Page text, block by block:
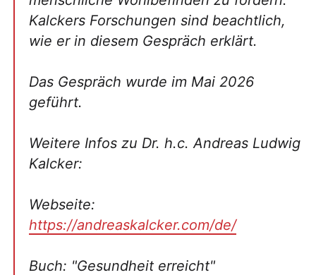
Kalckers Forschungen sind beachtlich,
wie er in diesem Gespräch erklärt.
Das Gespräch wurde im Mai 2026
geführt.
Weitere Infos zu Dr. h.c. Andreas Ludwig
Kalcker:
Webseite:
https://andreaskalcker.com/de/
Buch: "Gesundheit erreicht"